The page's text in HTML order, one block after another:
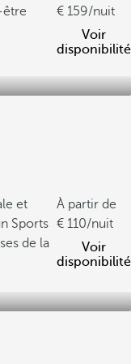
être
159/nuit
Voir
disponibilité
et
Sports
de la
À partir de
110/nuit
Voir
disponibilité